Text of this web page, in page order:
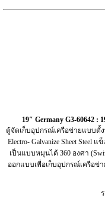
19″ Germany G3-60642 :
ตู้จัดเก็บอุปกรณ์เครือข่ายแบบตั้ง
Electro- Galvanize Sheet
เป็นแบบหมุนได้ 360 องศา
ออกแบบเพื่อเก็บอุปกรณ์เครือข่